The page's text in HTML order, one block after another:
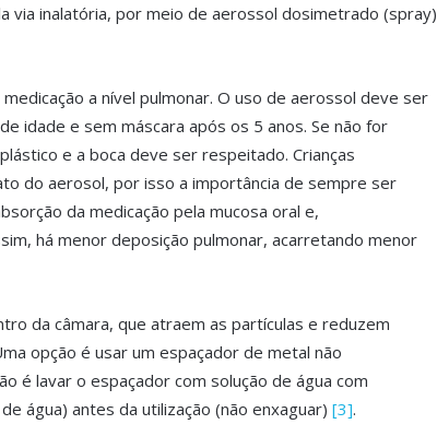
inalatória, por meio de aerossol dosimetrado (spray)
a nível pulmonar. O uso de aerossol deve ser
idade e sem máscara após os 5 anos. Se não for
e a boca deve ser respeitado. Crianças
do aerosol, por isso a importância de sempre ser
da medicação pela mucosa oral e,
há menor deposição pulmonar, acarretando menor
da câmara, que atraem as partículas e reduzem
opção é usar um espaçador de metal não
é lavar o espaçador com solução de água com
água) antes da utilização (não enxaguar) [3].